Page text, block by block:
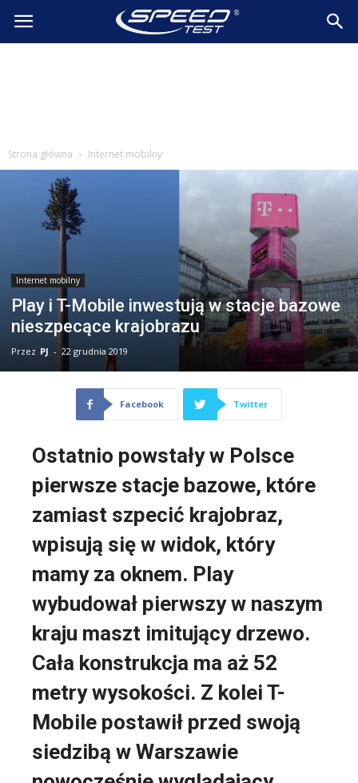
SpeedTest.pl
Strona główna Internet mobilny
Internet mobilny
Play i T-Mobile inwestują w stacje bazowe
nieszpecące krajobrazu
Przez PJ - 22 grudnia 2019
Facebook Twitter
Ostatnio powstały w Polsce
pierwsze stacje bazowe, które
zamiast szpecić krajobraz,
wpisują się w widok, który
mamy za oknem. Play
wybudował pierwszy w naszym
kraju maszt imitujący drzewo.
Cała konstrukcja ma aż 52
metry wysokości. Z kolei T-
Mobile postawił przed swoją
siedzibą w Warszawie